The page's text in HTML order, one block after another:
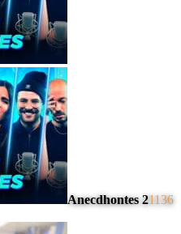
Anecdhontes 21136